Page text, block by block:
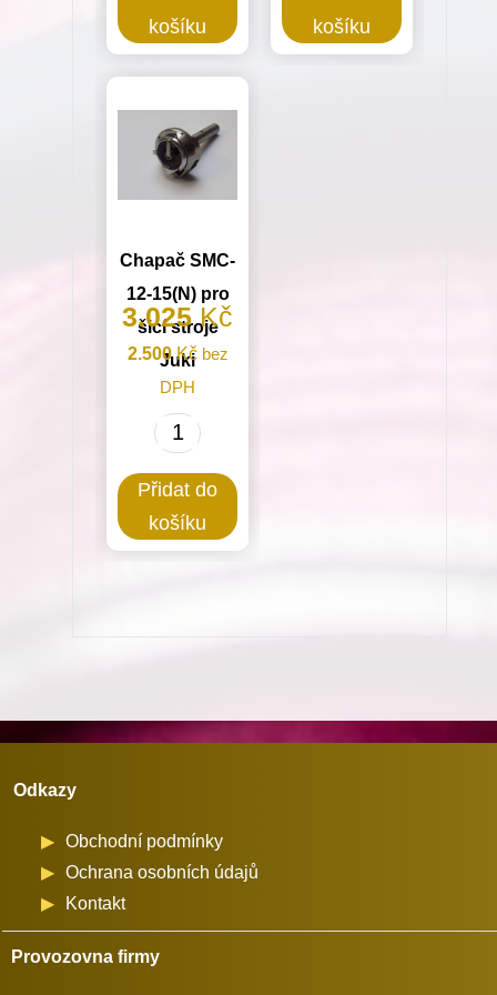
pro
množství
košíku
pro
košíku
Chapač SMC-
12-15(N) pro
šicí stroje
Juki
3.025Kč
2.500Kčbez
DPH
Chapač
12-
15(N)
Přidat do
košíku
Odkazy
Obchodní podmínky
Ochrana osobních údajů
Kontakt
Provozovna firmy